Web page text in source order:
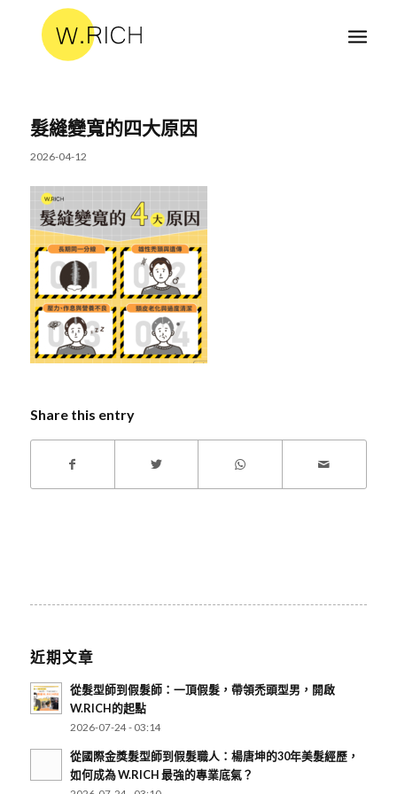
髮縫變寬的四大原因
2026-04-12
Share this entry
近期文章
從髮型師到假髮師：一頂假髮，帶領禿頭型男，開啟
W.RICH的起點
2026-07-24 - 03:14
從國際金獎髮型師到假髮職人：楊唐坤的30年美髮經歷，
如何成為 W.RICH 最強的專業底氣？